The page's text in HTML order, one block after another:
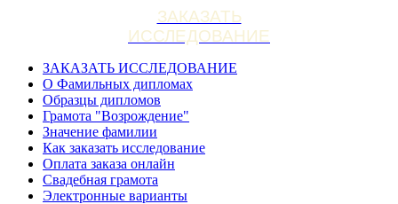
ЗАКАЗАТЬ
ИССЛЕДОВАНИЕ
ЗАКАЗАТЬ ИССЛЕДОВАНИЕ
О Фамильных дипломах
Образцы дипломов
Грамота "Возрождение"
Значение фамилии
Как заказать исследование
Оплата заказа онлайн
Свадебная грамота
Электронные варианты